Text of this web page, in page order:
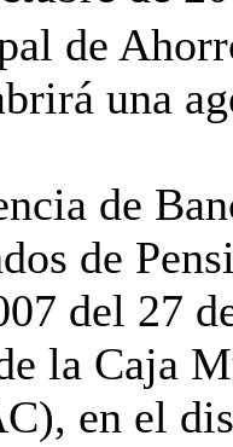
de
una
de
de
del 27
la Caja
en el